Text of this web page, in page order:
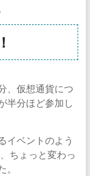
、仮想通貨につ
半分ほど参加し
イベントのよう
ちょっと変わっ